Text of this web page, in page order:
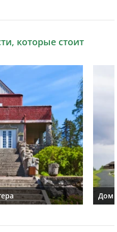
которые стоит
Дом